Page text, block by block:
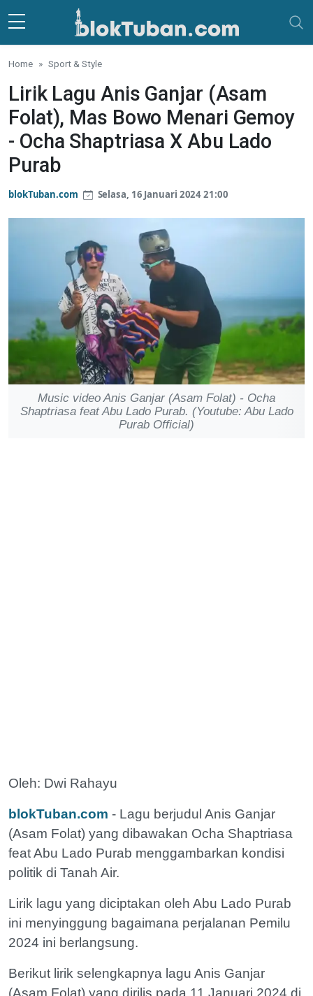
Skip to main content
Home Sport & Style
Lirik Lagu Anis Ganjar (Asam
Folat), Mas Bowo Menari Gemoy
- Ocha Shaptriasa X Abu Lado
Purab
blokTuban.com Selasa, 16 Januari 2024 21:00
Music video Anis Ganjar (Asam Folat) - Ocha
Shaptriasa feat Abu Lado Purab. (Youtube: Abu Lado
Purab Official)
Oleh: Dwi Rahayu
blokTuban.com - Lagu berjudul Anis Ganjar
(Asam Folat) yang dibawakan Ocha Shaptriasa
feat Abu Lado Purab menggambarkan kondisi
politik di Tanah Air.
Lirik lagu yang diciptakan oleh Abu Lado Purab
ini menyinggung bagaimana perjalanan Pemilu
2024 ini berlangsung.
Berikut lirik selengkapnya lagu Anis Ganjar
(Asam Folat) yang dirilis pada 11 Januari 2024 di